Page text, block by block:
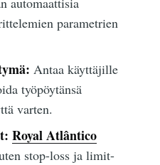
parametrien
Antaa käyttäjille
työpöytänsä
varten.
Royal Atlântico
stop-loss ja limit-